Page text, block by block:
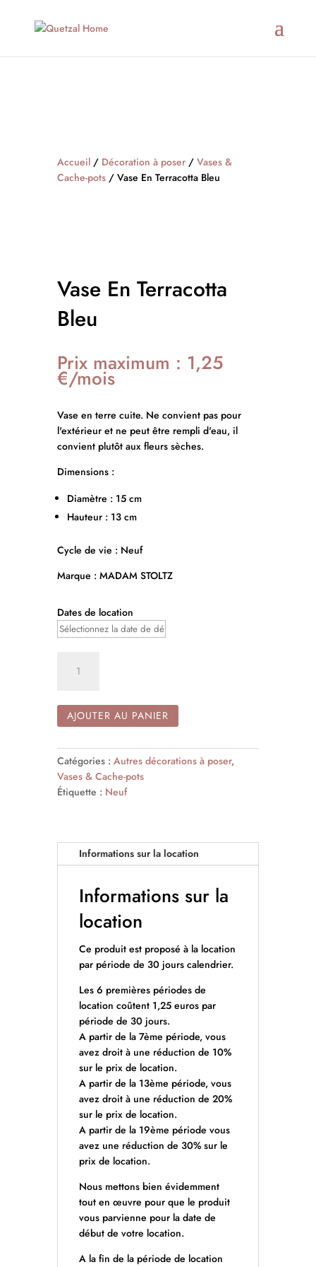
Accueil/ Décoration à poser/ Vases &
Cache-pots/ Vase En Terracotta Bleu
Vase En Terracotta
Bleu
Prix maximum : 1,25
€/mois
Vase en terre cuite. Ne convient pas pour
l'extérieur et ne peut être rempli d'eau, il
convient plutôt aux fleurs sèches.
Dimensions :
Diamètre : 15 cm
Hauteur : 13 cm
Cycle de vie : Neuf
Marque : MADAM STOLTZ
Dates de location
En
Terracotta
AJOUTER AU PANIER
Catégories : Autres décorations à poser,
Vases & Cache-pots
Étiquette : Neuf
Informations sur la location
Informations sur la
location
Ce produit est proposé à la location
par période de 30 jours calendrier.
Les 6 premières périodes de
location coûtent 1,25 euros par
période de 30 jours.
A partir de la 7ème période, vous
avez droit à une réduction de 10%
sur le prix de location.
A partir de la 13ème période, vous
avez droit à une réduction de 20%
sur le prix de location.
A partir de la 19ème période vous
avez une réduction de 30% sur le
prix de location.
Nous mettons bien évidemment
tout en œuvre pour que le produit
vous parvienne pour la date de
début de votre location.
A la fin de la période de location